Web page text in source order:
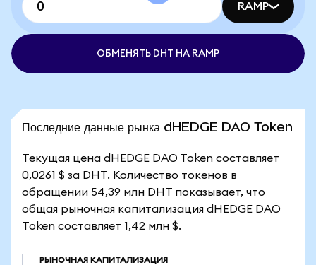
RAMP
ОБМЕНЯТЬ DHT НА RAMP
Последние данные рынка dHEDGE DAO Token
Текущая цена dHEDGE DAO Token составляет
0,0261 $ за DHT. Количество токенов в
обращении 54,39 млн DHT показывает, что
общая рыночная капитализация dHEDGE DAO
Token составляет 1,42 млн $.
РЫНОЧНАЯ КАПИТАЛИЗАЦИЯ